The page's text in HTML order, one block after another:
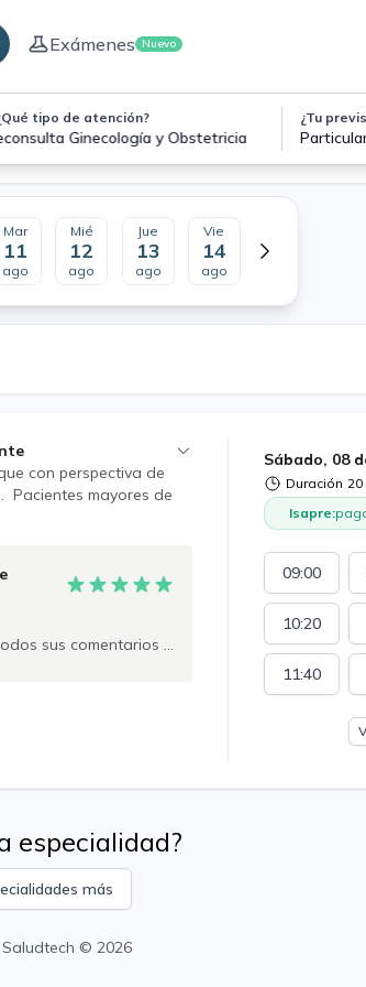
Exámenes Nuevo
tipo de atención?
Ginecología y Obstetricia
¿Tu
Mar
11
ago
Mié
12
ago
Jue
13
ago
Vie
14
ago
Sábado, 08
Duración 20
Isapre:
09:00
10:20
11:40
con perspectiva de
Pacientes mayores de
reconocimiento de
comentarios y consejos
especialidad?
más
Saludtech © 2026